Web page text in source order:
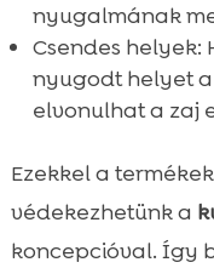
nyugalmának
Csendes helyek:
nyugodt helyet
elvonulhat a zaj
Ezekkel a
védekezhetünk a
koncepcióval. Így